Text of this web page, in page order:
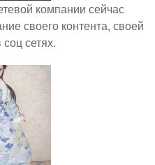
компании сейчас
своего контента, своей
сетях.